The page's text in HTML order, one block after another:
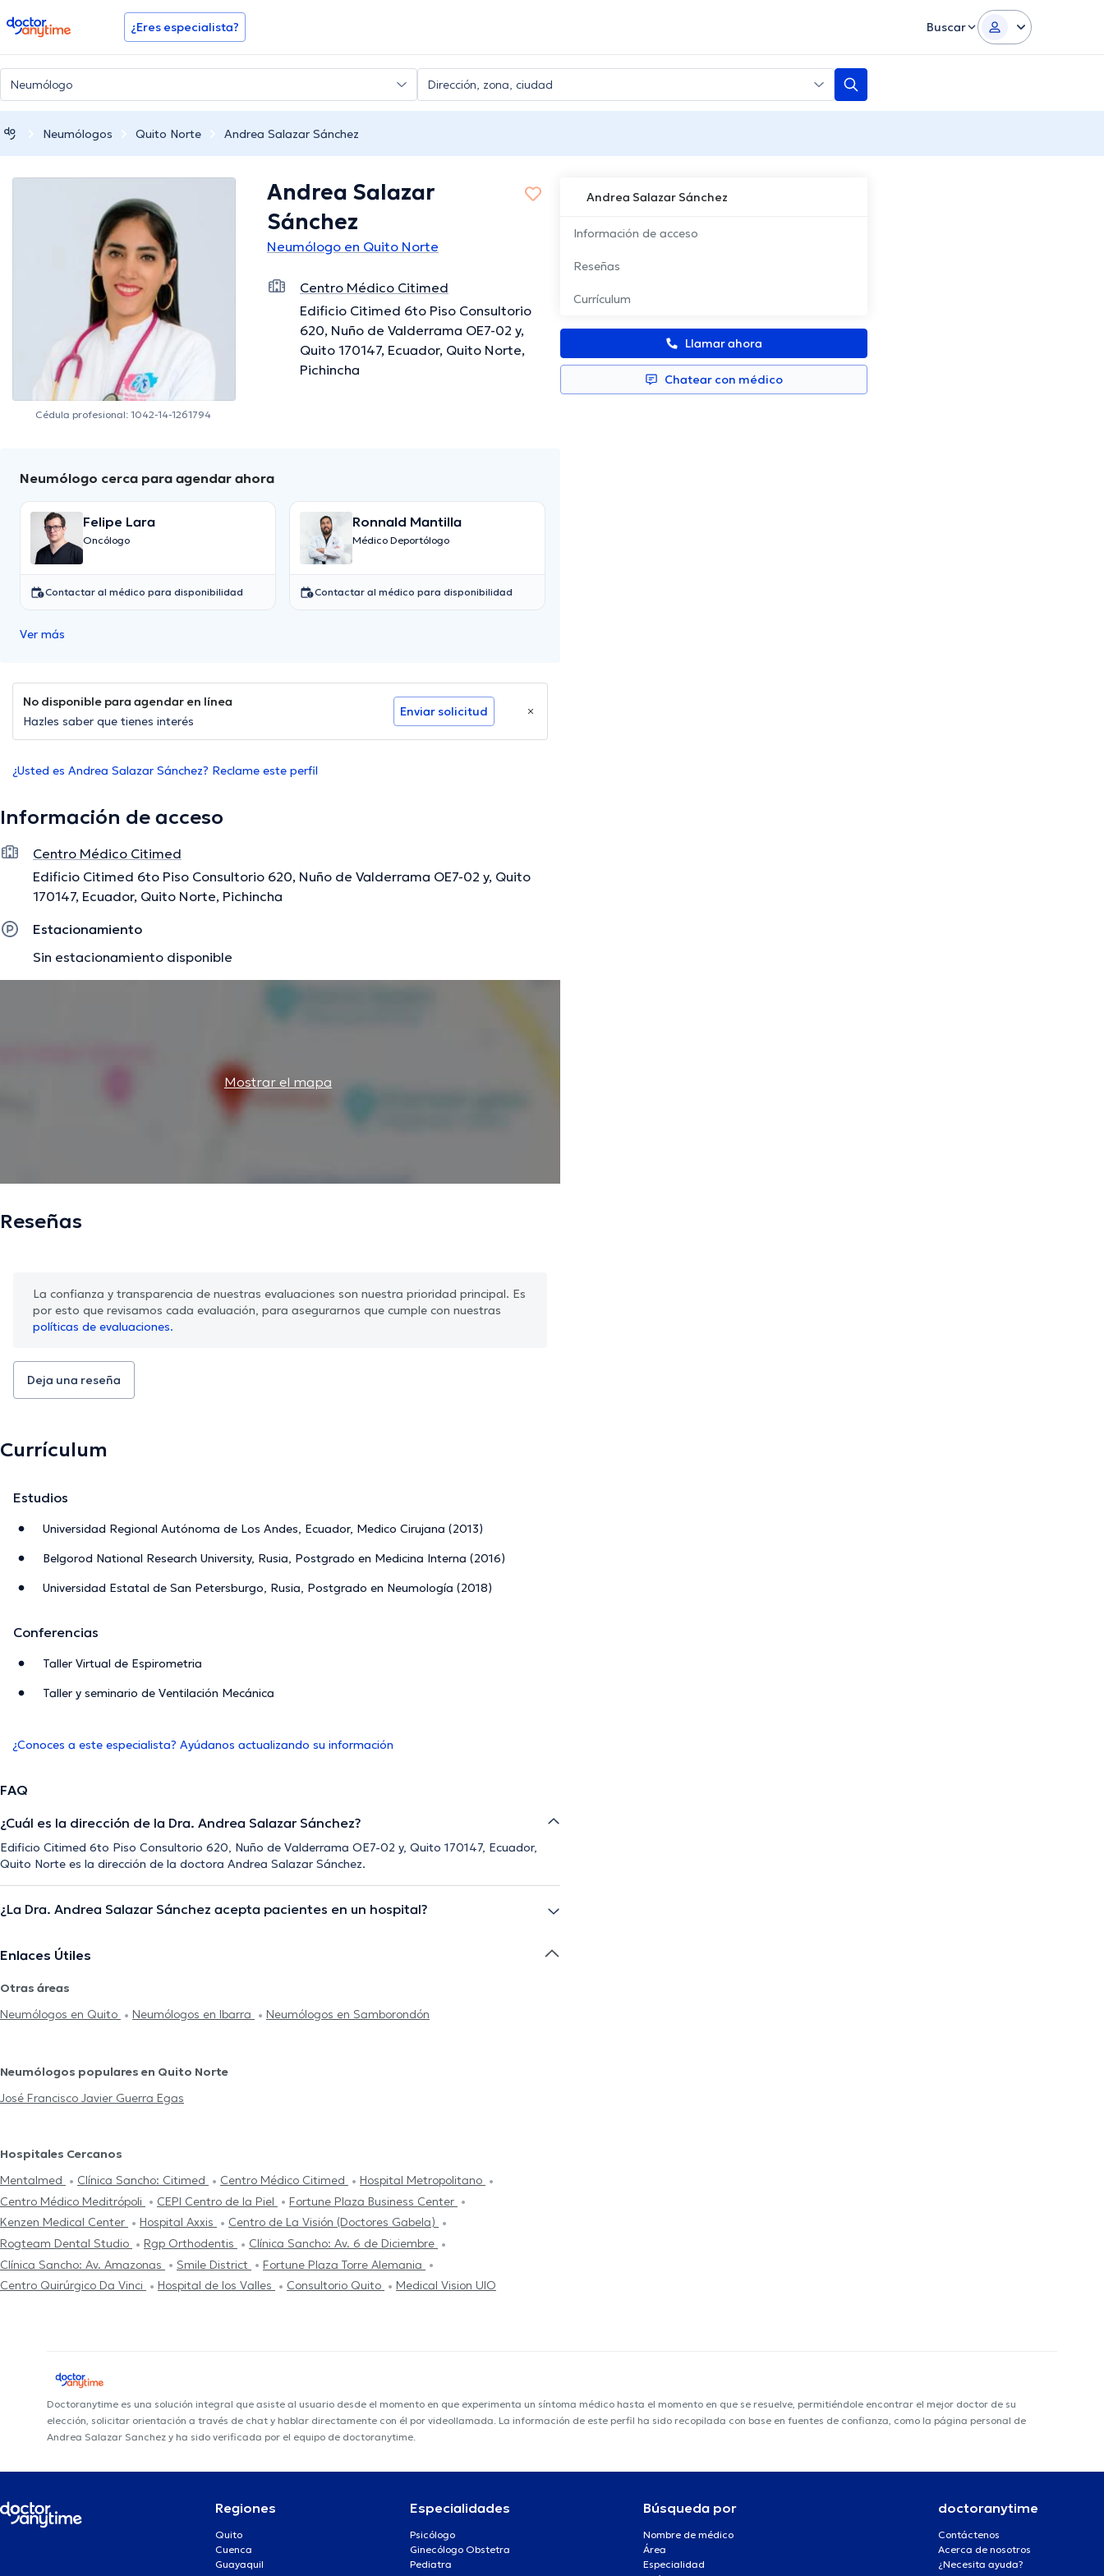
doctoranytime ¿Eres especialista? Buscar
Neumólogos Quito Norte Andrea Salazar Sánchez
Andrea Salazar Sánchez
Información de acceso
Reseñas
Currículum
Llamar ahora
Chatear con médico
Cédula profesional: 1042-14-1261794
Andrea Salazar
Sánchez
Neumólogo en Quito Norte
Centro Médico Citimed
Edificio Citimed 6to Piso Consultorio
620, Nuño de Valderrama OE7-02 y,
Quito 170147, Ecuador, Quito Norte,
Pichincha
Neumólogo cerca para agendar ahora
Felipe Lara
Oncólogo
Contactar al médico para disponibilidad
Ronnald Mantilla
Médico Deportólogo
Contactar al médico para disponibilidad
Ver más
No disponible para agendar en línea
Hazles saber que tienes interés
Enviar solicitud
¿Usted es Andrea Salazar Sánchez? Reclame este perfil
Información de acceso
Centro Médico Citimed
Edificio Citimed 6to Piso Consultorio 620, Nuño de Valderrama OE7-02 y, Quito
170147, Ecuador, Quito Norte, Pichincha
Estacionamiento
Sin estacionamiento disponible
Mostrar el mapa
Reseñas
La confianza y transparencia de nuestras evaluaciones son nuestra prioridad principal. Es
por esto que revisamos cada evaluación, para asegurarnos que cumple con nuestras
políticas de evaluaciones.
Deja una reseña
Currículum
Estudios
Universidad Regional Autónoma de Los Andes, Ecuador, Medico Cirujana (2013)
Belgorod National Research University, Rusia, Postgrado en Medicina Interna (2016)
Universidad Estatal de San Petersburgo, Rusia, Postgrado en Neumología (2018)
Conferencias
Taller Virtual de Espirometria
Taller y seminario de Ventilación Mecánica
¿Conoces a este especialista? Ayúdanos actualizando su información
FAQ
¿Cuál es la dirección de la Dra. Andrea Salazar Sánchez?
Edificio Citimed 6to Piso Consultorio 620, Nuño de Valderrama OE7-02 y, Quito 170147, Ecuador,
Quito Norte es la dirección de la doctora Andrea Salazar Sánchez.
¿La Dra. Andrea Salazar Sánchez acepta pacientes en un hospital?
Enlaces Útiles
Otras áreas
Neumólogos en Quito
Neumólogos en Ibarra Neumólogos en Samborondón
Neumólogos populares en Quito Norte
José Francisco Javier Guerra Egas
Hospitales Cercanos
Mentalmed
Clínica Sancho: Citimed Centro Médico Citimed
Hospital Metropolitano
Centro Médico Meditrópoli
CEPI Centro de la Piel
Fortune Plaza Business Center
Kenzen Medical Center
Hospital Axxis
Centro de La Visión (Doctores Gabela)
Rogteam Dental Studio
Rgp Orthodentis
Clínica Sancho: Av. 6 de Diciembre
Clínica Sancho: Av. Amazonas
Smile District
Fortune Plaza Torre Alemania
Centro Quirúrgico Da Vinci
Hospital de los Valles Consultorio Quito Medical Vision UIO
Doctoranytime es una solución integral que asiste al usuario desde el momento en que experimenta un síntoma médico hasta el momento en que se resuelve, permitiéndole encontrar el mejor doctor de su
elección, solicitar orientación a través de chat y hablar directamente con él por videollamada. La información de este perfil ha sido recopilada con base en fuentes de confianza, como la página personal de
Andrea Salazar Sanchez y ha sido verificada por el equipo de doctoranytime.
Regiones
Quito
Cuenca
Guayaquil
Especialidades
Psicólogo
Ginecólogo Obstetra
Pediatra
Búsqueda por
Nombre de médico
Área
Especialidad
doctoranytime
Contáctenos
Acerca de nosotros
¿Necesita ayuda?